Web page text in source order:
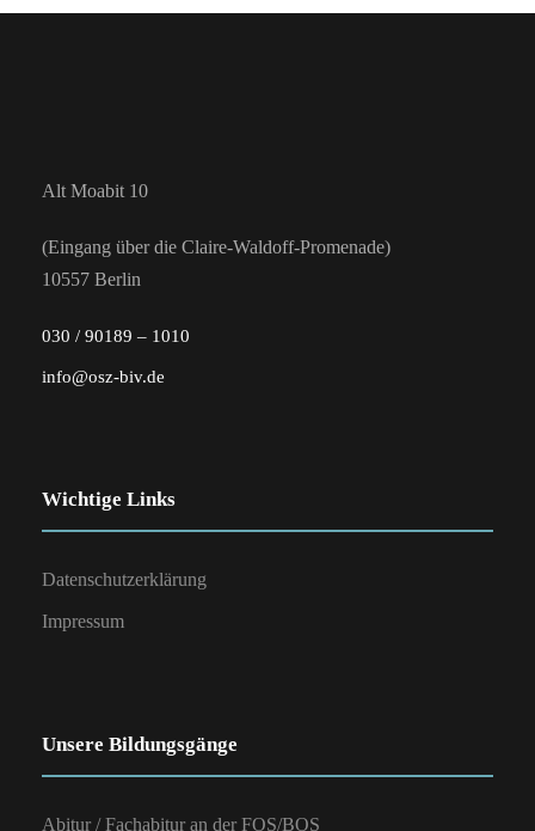
Alt Moabit 10
(Eingang über die Claire-Waldoff-Promenade)
10557 Berlin
030 / 90189 – 1010
info@osz-biv.de
Wichtige Links
Datenschutzerklärung
Impressum
Unsere Bildungsgänge
Abitur / Fachabitur an der FOS/BOS